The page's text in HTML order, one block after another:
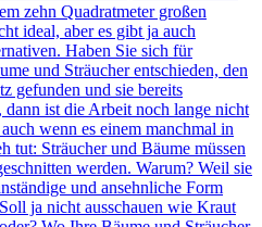
zehn Quadratmeter großen
ideal, aber es gibt ja auch
Haben Sie sich für
und Sträucher entschieden, den
gefunden und sie bereits
dann ist die Arbeit noch lange nicht
wenn es einem manchmal in
tut: Sträucher und Bäume müssen
werden. Warum? Weil sie
und ansehnliche Form
ja nicht ausschauen wie Kraut